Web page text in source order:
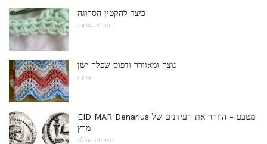
כיצד להקטין הסרוגה
יסודות הסרוגה
נוצה ומאוורר ודפוס שפלה ישן
סְרִיגָה
EID MAR Denarius מטבע - היזהר את העידנים של
מרץ
מטבעות העולם